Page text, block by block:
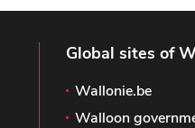
Global sites of
Wallonie.be
Walloon